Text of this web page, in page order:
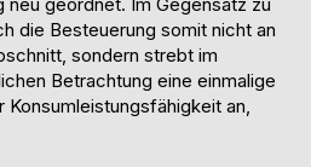
neu geordnet. Im Gegensatz zu
die Besteuerung somit nicht an
sondern strebt im
Betrachtung eine einmalige
an,